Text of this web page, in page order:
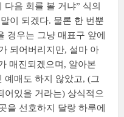
다음 회를 볼 거냐” 식의
이 되겠다. 물론 한 번뿐
경우는 그냥 매표구 앞에
되어버리지만, 설마 아
매진되겠으며, 알아본
예매도 하지 않았고, (그
어있을 거라는) 상식적으
을 선호하지 달랑 하루에